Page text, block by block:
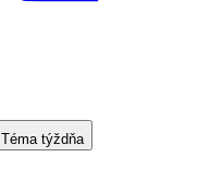
Téma týždňa